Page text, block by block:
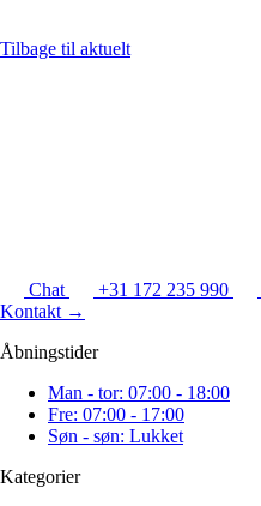
Tilbage til aktuelt
Chat +31 172 235 990
Kontakt →
Åbningstider
Man - tor: 07:00 - 18:00
Fre: 07:00 - 17:00
Søn - søn: Lukket
Kategorier